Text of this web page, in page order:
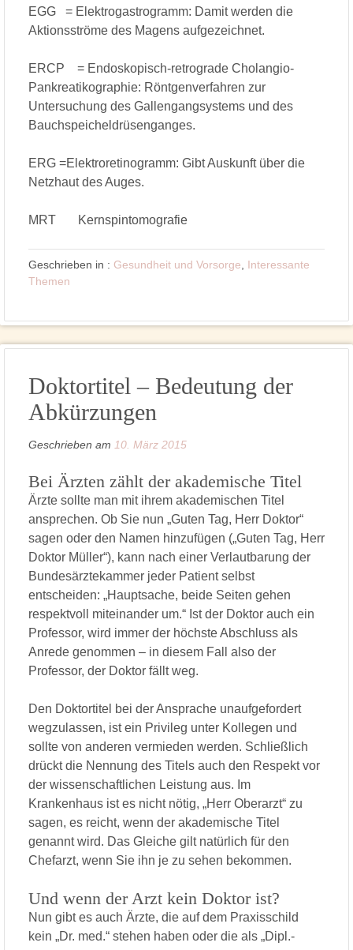
EGG = Elektrogastrogramm: Damit werden die
Aktionsströme des Magens aufgezeichnet.
ERCP = Endoskopisch-retrograde Cholangio-
Pankreatikographie: Röntgenverfahren zur
Untersuchung des Gallengangsystems und des
Bauchspeicheldrüsenganges.
ERG =Elektroretinogramm: Gibt Auskunft über die
Netzhaut des Auges.
MRT Kernspintomografie
Geschrieben in : Gesundheit und Vorsorge
Interessante
Themen
Doktortitel – Bedeutung der
Abkürzungen
Geschrieben am 10. März 2015
Bei Ärzten zählt der akademische Titel
Ärzte sollte man mit ihrem akademischen Titel
ansprechen. Ob Sie nun „Guten Tag, Herr Doktor“
sagen oder den Namen hinzufügen („Guten Tag, Herr
Doktor Müller“), kann nach einer Verlautbarung der
Bundesärztekammer jeder Patient selbst
entscheiden: „Hauptsache, beide Seiten gehen
respektvoll miteinander um.“ Ist der Doktor auch ein
Professor, wird immer der höchste Abschluss als
Anrede genommen – in diesem Fall also der
Professor, der Doktor fällt weg.
Den Doktortitel bei der Ansprache unaufgefordert
wegzulassen, ist ein Privileg unter Kollegen und
sollte von anderen vermieden werden. Schließlich
drückt die Nennung des Titels auch den Respekt vor
der wissenschaftlichen Leistung aus. Im
Krankenhaus ist es nicht nötig, „Herr Oberarzt“ zu
sagen, es reicht, wenn der akademische Titel
genannt wird. Das Gleiche gilt natürlich für den
Chefarzt, wenn Sie ihn je zu sehen bekommen.
Und wenn der Arzt kein Doktor ist?
Nun gibt es auch Ärzte, die auf dem Praxisschild
kein „Dr. med.“ stehen haben oder die als „Dipl.-